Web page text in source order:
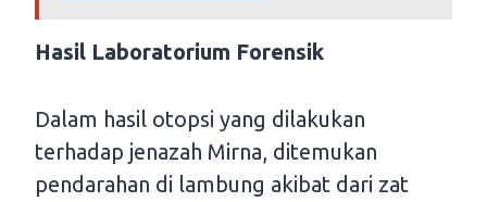
Hasil Laboratorium Forensik
Dalam hasil otopsi yang dilakukan
terhadap jenazah Mirna, ditemukan
pendarahan di lambung akibat dari zat